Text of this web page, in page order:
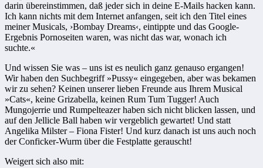
darin übereinstimmen, daß jeder sich in deine E-Mails hacken kann.
Ich kann nichts mit dem Internet anfangen, seit ich den Titel eines
meiner Musicals, ›Bombay Dreams‹, eintippte und das Google-
Ergebnis Pornoseiten waren, was nicht das war, wonach ich
suchte.«
Und wissen Sie was – uns ist es neulich ganz genauso ergangen!
Wir haben den Suchbegriff »Pussy« eingegeben, aber was bekamen
wir zu sehen? Keinen unserer lieben Freunde aus Ihrem Musical
»Cats«, keine Grizabella, keinen Rum Tum Tugger! Auch
Mungojerrie und Rumpelteazer haben sich nicht blicken lassen, und
auf den Jellicle Ball haben wir vergeblich gewartet! Und statt
Angelika Milster – Fiona Fister! Und kurz danach ist uns auch noch
der Conficker-Wurm über die Festplatte gerauscht!
Weigert sich also mit: